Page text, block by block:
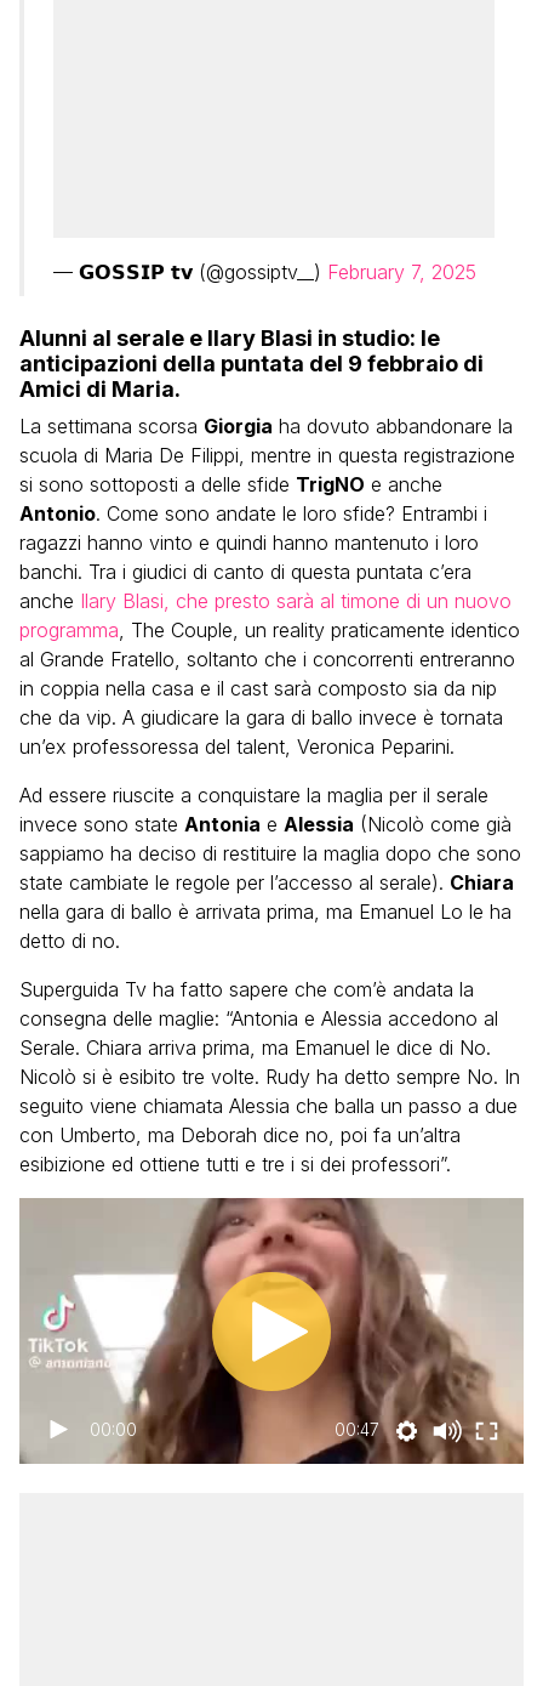
— 𝗚𝗢𝗦𝗦𝗜𝗣 𝘁𝘃 (@gossiptv__) February 7, 2025
Alunni al serale e Ilary Blasi in studio: le
anticipazioni della puntata del 9 febbraio di
Amici di Maria.
La settimana scorsa Giorgia ha dovuto abbandonare la
scuola di Maria De Filippi, mentre in questa registrazione
si sono sottoposti a delle sfide TrigNO e anche
Antonio. Come sono andate le loro sfide? Entrambi i
ragazzi hanno vinto e quindi hanno mantenuto i loro
banchi. Tra i giudici di canto di questa puntata c’era
anche Ilary Blasi, che presto sarà al timone di un nuovo
programma, The Couple, un reality praticamente identico
al Grande Fratello, soltanto che i concorrenti entreranno
in coppia nella casa e il cast sarà composto sia da nip
che da vip. A giudicare la gara di ballo invece è tornata
un’ex professoressa del talent, Veronica Peparini.
Ad essere riuscite a conquistare la maglia per il serale
invece sono state Antonia e Alessia (Nicolò come già
sappiamo ha deciso di restituire la maglia dopo che sono
state cambiate le regole per l’accesso al serale). Chiara
nella gara di ballo è arrivata prima, ma Emanuel Lo le ha
detto di no.
Superguida Tv ha fatto sapere che com’è andata la
consegna delle maglie: “Antonia e Alessia accedono al
Serale. Chiara arriva prima, ma Emanuel le dice di No.
Nicolò si è esibito tre volte. Rudy ha detto sempre No. In
seguito viene chiamata Alessia che balla un passo a due
con Umberto, ma Deborah dice no, poi fa un’altra
esibizione ed ottiene tutti e tre i si dei professori”.
00:00 00:47